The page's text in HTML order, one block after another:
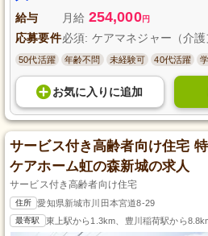
給与 月給 254,000円
応募要件必須: ケアマネジャー（介護
50代活躍 年齢不問 未経験可 40代活躍
お気に入り に追加
サービス付き高齢者向け住宅
ケアホーム虹の森新城の求人
サービス付き高齢者向け住宅
住所 愛知県新城市川田本宮道8-29
最寄駅 東上駅から1.3km、豊川稲荷駅から